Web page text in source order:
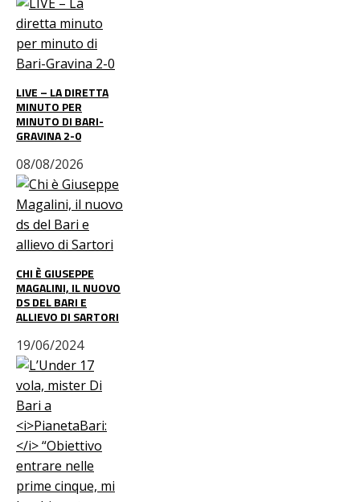
LIVE – LA DIRETTA
MINUTO PER
MINUTO DI BARI-
GRAVINA 2-0
08/08/2026
CHI È GIUSEPPE
MAGALINI, IL NUOVO
DS DEL BARI E
ALLIEVO DI SARTORI
19/06/2024